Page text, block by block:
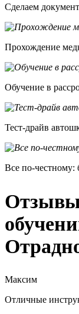
Сделаем
Прохождение
Обучение в
Тест-драйв
Все по-честному:
Отзывы
Максим
Отличные